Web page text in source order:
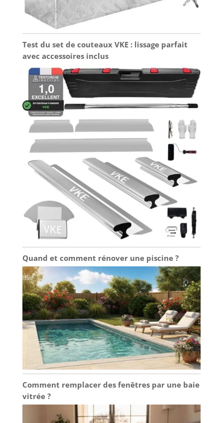
Test du set de couteaux VKE : lissage parfait
avec accessoires inclus
Quand et comment rénover une piscine ?
Comment remplacer des fenêtres par une baie
vitrée ?